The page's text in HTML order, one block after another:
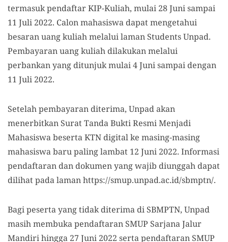
termasuk pendaftar KIP-Kuliah, mulai 28 Juni sampai
11 Juli 2022. Calon mahasiswa dapat mengetahui
besaran uang kuliah melalui laman Students Unpad.
Pembayaran uang kuliah dilakukan melalui
perbankan yang ditunjuk mulai 4 Juni sampai dengan
11 Juli 2022.
Setelah pembayaran diterima, Unpad akan
menerbitkan Surat Tanda Bukti Resmi Menjadi
Mahasiswa beserta KTN digital ke masing-masing
mahasiswa baru paling lambat 12 Juni 2022. Informasi
pendaftaran dan dokumen yang wajib diunggah dapat
dilihat pada laman https://smup.unpad.ac.id/sbmptn/.
Bagi peserta yang tidak diterima di SBMPTN, Unpad
masih membuka pendaftaran SMUP Sarjana Jalur
Mandiri hingga 27 Juni 2022 serta pendaftaran SMUP